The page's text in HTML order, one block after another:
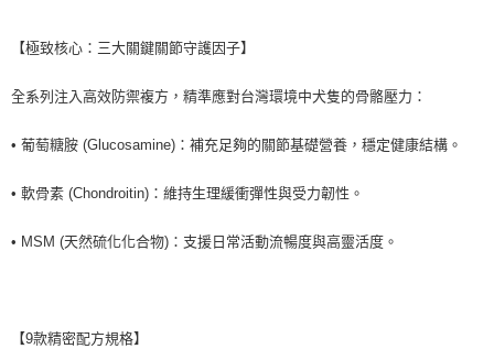
【極致核心：三大關鍵關節守護因子】
全系列注入高效防禦複方，精準應對台灣環境中犬隻的骨骼壓力：
• 葡萄糖胺 (Glucosamine)：補充足夠的關節基礎營養，穩定健康結構。
• 軟骨素 (Chondroitin)：維持生理緩衝彈性與受力韌性。
• MSM (天然硫化化合物)：支援日常活動流暢度與高靈活度。
【9款精密配方規格】